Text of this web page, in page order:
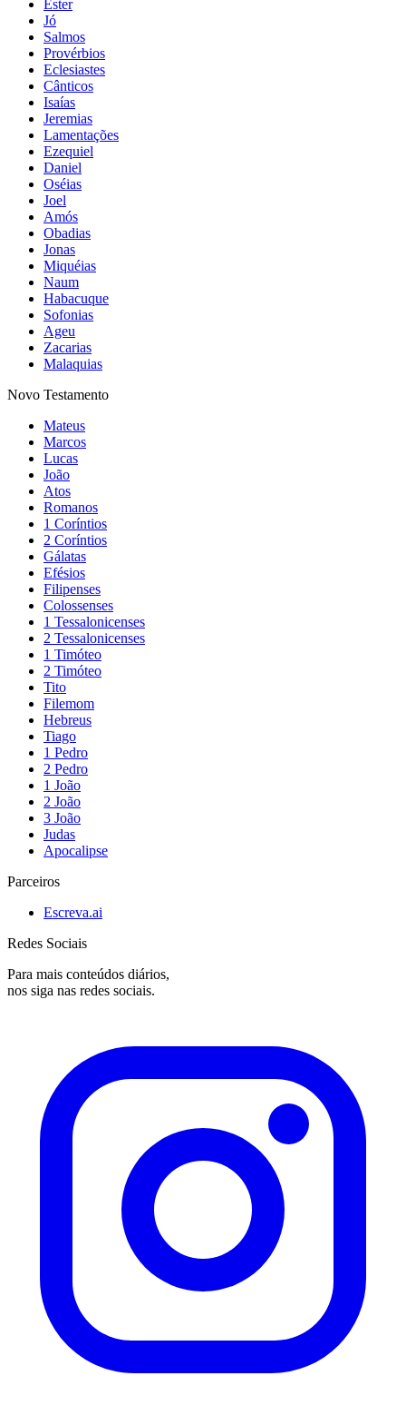
Ester
Jó
Salmos
Provérbios
Eclesiastes
Cânticos
Isaías
Jeremias
Lamentações
Ezequiel
Daniel
Oséias
Joel
Amós
Obadias
Jonas
Miquéias
Naum
Habacuque
Sofonias
Ageu
Zacarias
Malaquias
Novo Testamento
Mateus
Marcos
Lucas
João
Atos
Romanos
1 Coríntios
2 Coríntios
Gálatas
Efésios
Filipenses
Colossenses
1 Tessalonicenses
2 Tessalonicenses
1 Timóteo
2 Timóteo
Tito
Filemom
Hebreus
Tiago
1 Pedro
2 Pedro
1 João
2 João
3 João
Judas
Apocalipse
Parceiros
Escreva.ai
Redes Sociais
Para mais conteúdos diários,
nos siga nas redes sociais.